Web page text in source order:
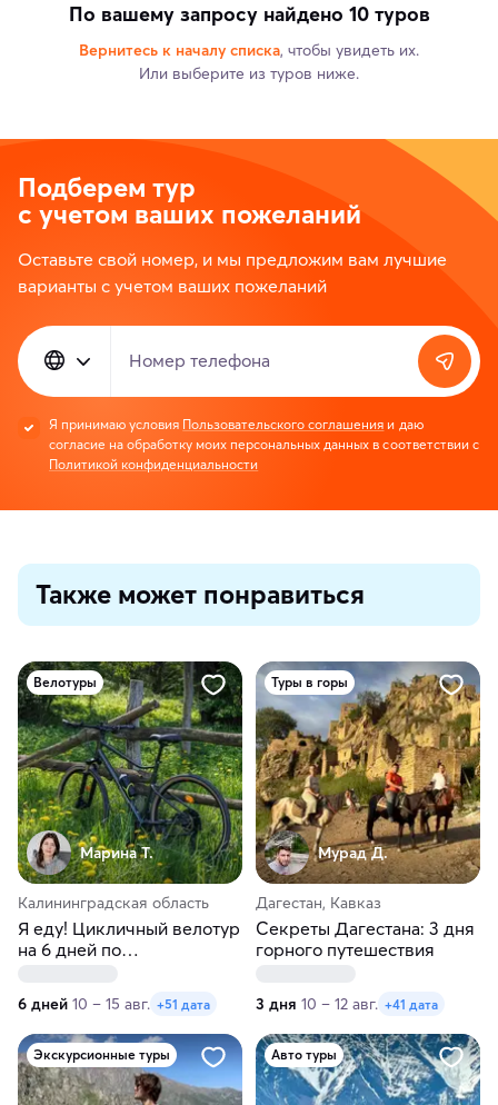
По вашему запросу найдено 10 туров
Вернитесь к началу списка, чтобы увидеть их.
Или выберите из туров ниже.
Подберем тур
с учетом ваших пожеланий
Оставьте свой номер, и мы предложим вам лучшие
варианты с учетом ваших пожеланий
Номер телефона
Я принимаю условия Пользовательского соглашения и даю
согласие на обработку моих персональных данных в соответствии с
Политикой конфиденциальности
Также может понравиться
Велотуры
Марина Т.
Калининградская область
Я еду! Цикличный велотур
на 6 дней по
6 дней 10 – 15 авг. +51 дата
Туры в горы
Мурад Д.
Дагестан, Кавказ
Секреты Дагестана: 3 дня
горного путешествия
3 дня 10 – 12 авг. +41 дата
Экскурсионные туры Авто туры